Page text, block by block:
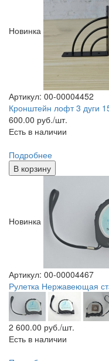
Новинка
Артикул: 00-00004452
Кронштейн лофт 3 дуги
600.00 руб./шт.
Есть в наличии
Подробнее
В корзину
Новинка
Артикул: 00-00004467
Рулетка Нержавеющая
2 600.00 руб./шт.
Есть в наличии